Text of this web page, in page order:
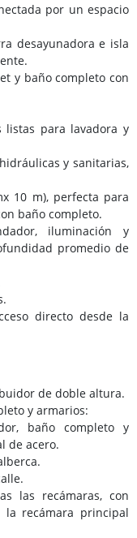
por un espacio
desayunadora e isla
y baño completo con
listas para lavadora y
y sanitarias,
10 m), perfecta para
baño completo.
iluminación y
promedio de
directo desde la
de doble altura.
y armarios:
baño completo y
de acero.
las recámaras, con
recámara principal